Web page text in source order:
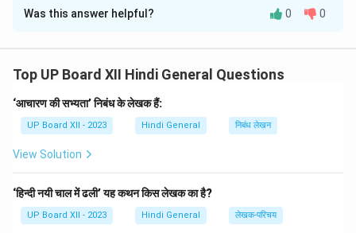
Solution and Explanation
Download Solution in PDF
Was this answer helpful? 0 0
Top UP Board XII Hindi General Questions
‘आचारण की सभ्यता’ निबंध के लेखक हैं:
UP Board XII - 2023 Hindi General निबंध लेखन
View Solution
‘हिन्दी नयी चाल में ढली’ यह कथन किस लेखक का है?
UP Board XII - 2023 Hindi General लेखक-परिचय